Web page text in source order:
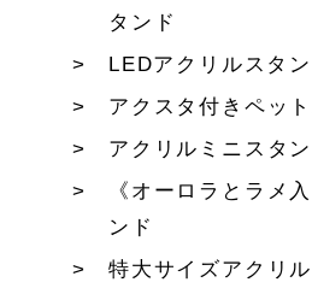
タンド
LEDアクリルスタ
アクスタ付きペッ
アクリルミニスタン
《オーロラとラメ
ンド
特大サイズアクリ